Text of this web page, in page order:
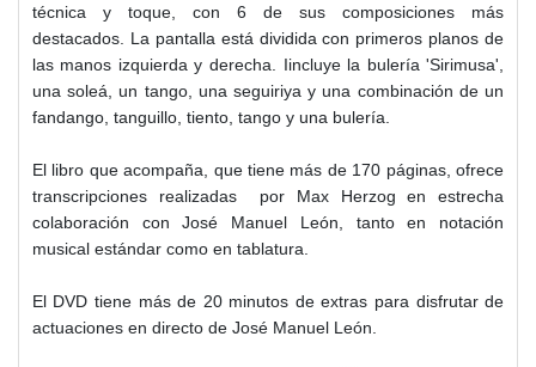
técnica y toque, con 6 de sus composiciones más
destacados. La pantalla está dividida con primeros planos de
las manos izquierda y derecha. Iincluye la bulería 'Sirimusa',
una soleá, un tango, una seguiriya y una combinación de un
fandango, tanguillo, tiento, tango y una bulería.
El libro que acompaña, que tiene más de 170 páginas, ofrece
transcripciones realizadas por Max Herzog en estrecha
colaboración con José Manuel León, tanto en notación
musical estándar como en tablatura.
El DVD tiene más de 20 minutos de extras para disfrutar de
actuaciones en directo de José Manuel León.